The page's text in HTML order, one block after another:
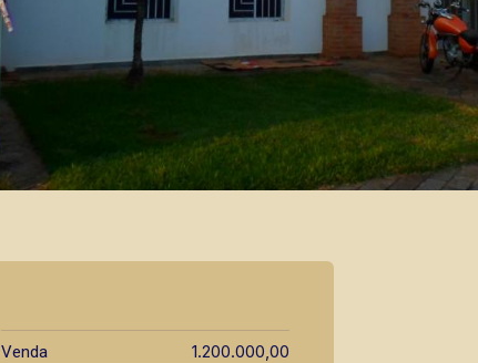
Venda 1.200.000,00